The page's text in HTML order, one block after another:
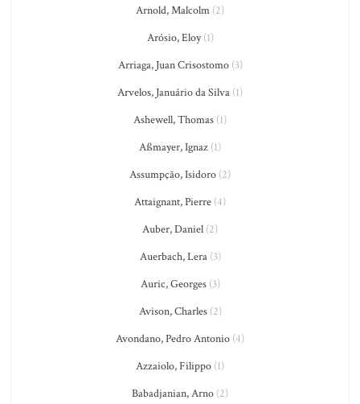
Arnold, Malcolm (2)
Arósio, Eloy(1)
Arriaga, Juan Crisostomo(3)
Arvelos, Januário da Silva (1)
Ashewell, Thomas (1)
Aßmayer, Ignaz (1)
Assumpção, Isidoro (2)
Attaignant, Pierre (4)
Auber, Daniel (2)
Auerbach, Lera(3)
Auric, Georges(3)
Avison, Charles(2)
Avondano, Pedro Antonio (4)
Azzaiolo, Filippo (1)
Babadjanian, Arno (2)